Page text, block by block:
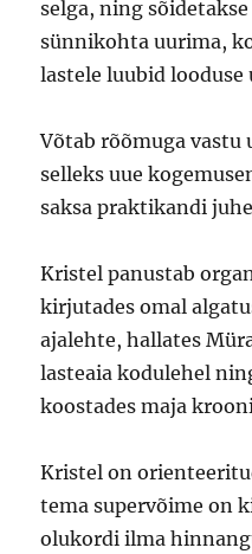
selga, ning
sünnikohta uurima,
lastele luubid looduse
Võtab rõõmuga vastu
selleks uue
saksa praktikandi
Kristel panustab
kirjutades omal
ajalehte, hallates
lasteaia kodulehel
koostades maja
Kristel on
tema supervõime on
olukordi ilma